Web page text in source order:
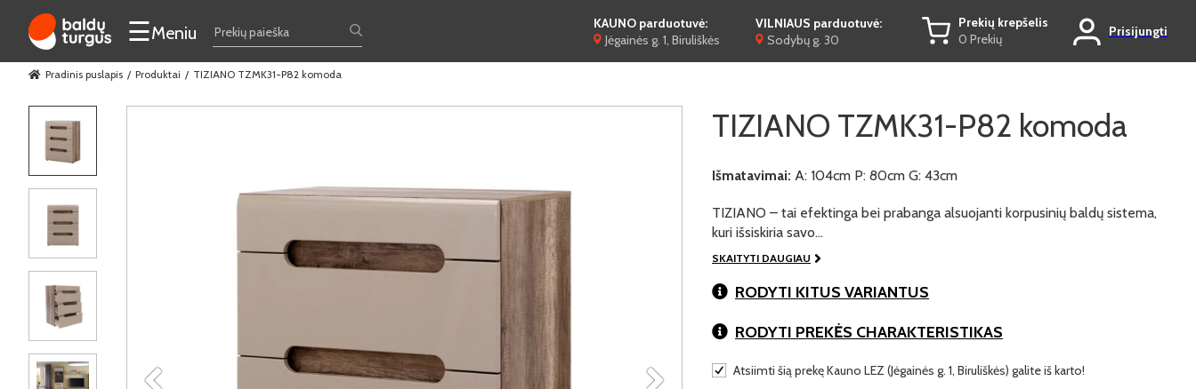
☰Meniu
KAUNO parduotuvė:
Jėgainės g. 1, Biruliškės
VILNIAUS parduotuvė:
Sodybų g. 30
Prekių krepšelis
0 Prekių
Prisijungti
Pradinis puslapis Produktai TIZIANO TZMK31-P82 komoda
TIZIANO TZMK31-P82 komoda
Išmatavimai: A: 104cm P: 80cm G: 43cm
TIZIANO – tai efektinga bei prabanga alsuojanti korpusinių baldų sistema,
kuri išsiskiria savo…
SKAITYTI DAUGIAU
RODYTI KITUS VARIANTUS
RODYTI PREKĖS CHARAKTERISTIKAS
Atsiimti šią prekę Kauno LEZ (Jėgainės g. 1, Biruliškės) galite iš karto!